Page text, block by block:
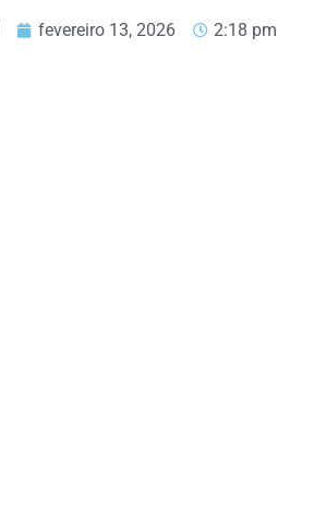
fevereiro 13, 2026 2:18 pm